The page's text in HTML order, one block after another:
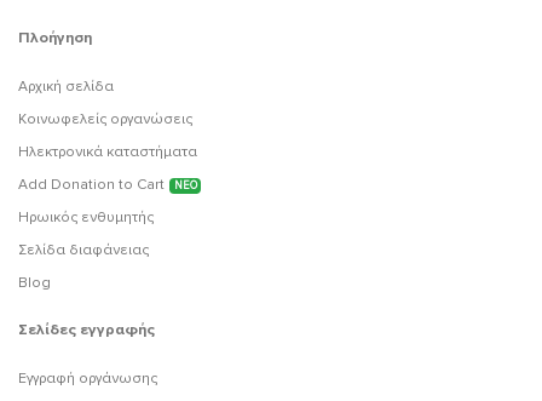
Πλοήγηση
Αρχική σελίδα
Κοινωφελείς οργανώσεις
Ηλεκτρονικά καταστήματα
Add Donation to Cart
ΝΕΟ
Ηρωικός ενθυμητής
Σελίδα διαφάνειας
Blog
Σελίδες εγγραφής
Εγγραφή οργάνωσης